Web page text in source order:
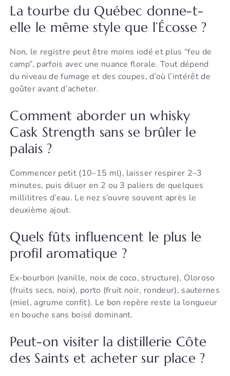
La tourbe du Québec donne-t-
elle le même style que l’Écosse ?
Non, le registre peut être moins iodé et plus “feu de
camp”, parfois avec une nuance florale. Tout dépend
du niveau de fumage et des coupes, d’où l’intérêt de
goûter avant d’acheter.
Comment aborder un whisky
Cask Strength sans se brûler le
palais ?
Commencer petit (10–15 ml), laisser respirer 2–3
minutes, puis diluer en 2 ou 3 paliers de quelques
millilitres d’eau. Le nez s’ouvre souvent après le
deuxième ajout.
Quels fûts influencent le plus le
profil aromatique ?
Ex-bourbon (vanille, noix de coco, structure), Oloroso
(fruits secs, noix), porto (fruit noir, rondeur), sauternes
(miel, agrume confit). Le bon repère reste la longueur
en bouche sans boisé dominant.
Peut-on visiter la distillerie Côte
des Saints et acheter sur place ?